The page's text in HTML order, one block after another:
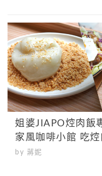
姐婆JIAPO焢肉飯
家風咖啡小館 吃
by 蔣妮